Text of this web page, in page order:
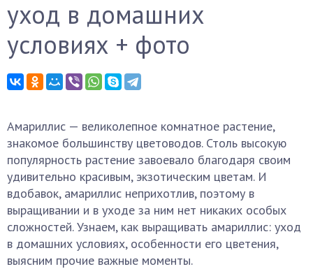
уход в домашних
условиях + фото
Амариллис — великолепное комнатное растение,
знакомое большинству цветоводов. Столь высокую
популярность растение завоевало благодаря своим
удивительно красивым, экзотическим цветам. И
вдобавок, амариллис неприхотлив, поэтому в
выращивании и в уходе за ним нет никаких особых
сложностей. Узнаем, как выращивать амариллис: уход
в домашних условиях, особенности его цветения,
выясним прочие важные моменты.